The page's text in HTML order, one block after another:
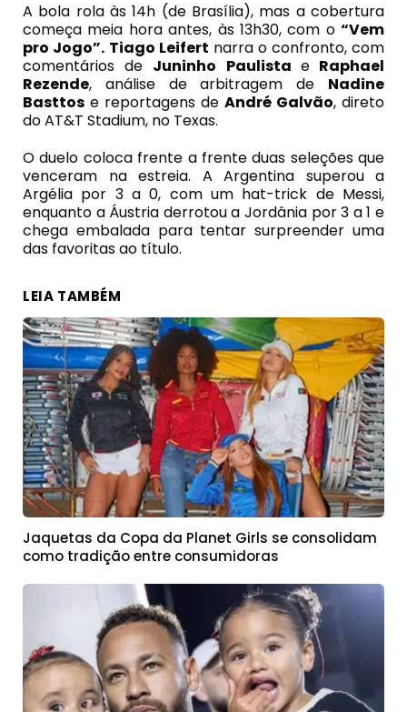
A bola rola às 14h (de Brasília), mas a cobertura
começa meia hora antes, às 13h30, com o “Vem
pro Jogo”. Tiago Leifert narra o confronto, com
comentários de Juninho Paulista eRaphael
Rezende, análise de arbitragem de Nadine
Basttos e reportagens de André Galvão, direto
do AT&T Stadium, no Texas.
O duelo coloca frente a frente duas seleções que
venceram na estreia. A Argentina superou a
Argélia por 3 a 0, com um hat-trick de Messi,
enquanto a Áustria derrotou a Jordânia por 3 a 1 e
chega embalada para tentar surpreender uma
das favoritas ao título.
LEIA TAMBÉM
Jaquetas da Copa da Planet Girls se consolidam
como tradição entre consumidoras